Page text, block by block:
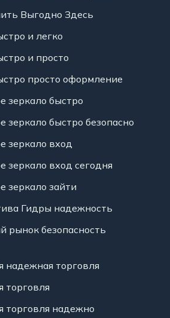
Выгодно Здесь
и легко
и просто
просто оформление
зеркало быстро
зеркало быстро безопасно
зеркало вход
зеркало вход сегодня
зеркало зайти
Гидры надежность
рынок безопасность
надежная торговля
торговля
торговля надежно